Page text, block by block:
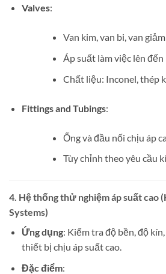
Valves:
Van kim, van bi, van
Áp suất làm việc lên đến
Chất liệu: Inconel, thép
Fittings and Tubings:
Ống và đầu nối chịu áp
Tùy chỉnh theo yêu cầu
4. Hệ thống thử nghiệm áp suất cao
Systems)
Ứng dụng: Kiểm tra độ bền, độ
thiết bị chịu áp suất cao.
Đặc điểm: